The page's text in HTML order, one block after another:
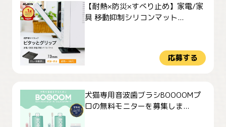
【耐熱×防災×すべり止め】家電/家
具 移動抑制シリコンマット...
応募する
犬猫専用音波歯ブラシBOOOOMプ
ロの無料モニターを募集しま...